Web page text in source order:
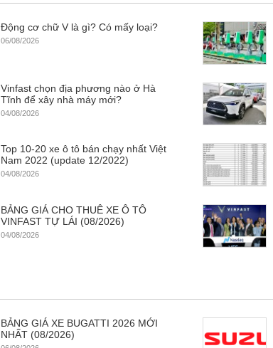
Động cơ chữ V là gì? Có mấy loại?
06/08/2026
Vinfast chọn địa phương nào ở Hà
Tĩnh để xây nhà máy mới?
04/08/2026
Top 10-20 xe ô tô bán chạy nhất Việt
Nam 2022 (update 12/2022)
04/08/2026
BẢNG GIÁ CHO THUÊ XE Ô TÔ
VINFAST TỰ LÁI (08/2026)
04/08/2026
BẢNG GIÁ XE BUGATTI 2026 MỚI
NHẤT (08/2026)